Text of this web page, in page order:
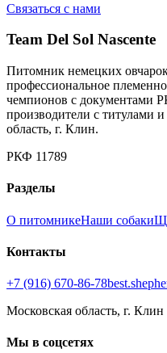
Связаться с нами
Team Del Sol Nascente
Питомник немецких
профессиональное
чемпионов с документами
производители с титулами
область, г. Клин.
РКФ 11789
Разделы
О питомникеНаши собаки
Контакты
+7 (916) 670-86-78
Московская область, г. Клин
Мы в соцсетях